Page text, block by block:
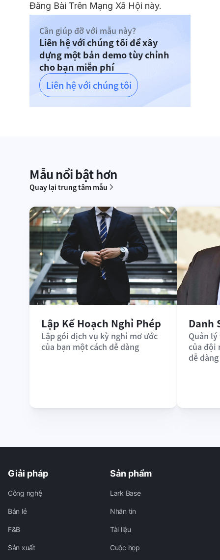
Đăng Bài Trên Mạng Xã Hội này.
Liên hệ với chúng tôi
Cần giúp đỡ với mẫu này?
Liên hệ với chúng tôi để xây
dựng một bản demo tùy chỉnh
cho bạn miễn phí
Mẫu nổi bật hơn
Quay lại trung tâm mẫu
Lập Kế Hoạch Nghỉ Phép
Lập gói dịch vụ kỳ nghỉ mơ ước
của bạn một cách dễ dàng
Danh
Quản
của đội
dễ dàng
Giải pháp
Công nghệ
Bán lẻ
F&B
Sản xuất
Sản phẩm
Lark Base
Nhắn tin
Tài liệu
Cuộc họp